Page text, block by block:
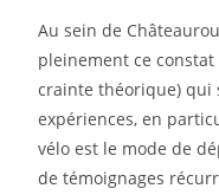
Au sein de
pleinement ce constat
crainte théorique) qui
expériences, en
vélo est le mode de
de témoignages